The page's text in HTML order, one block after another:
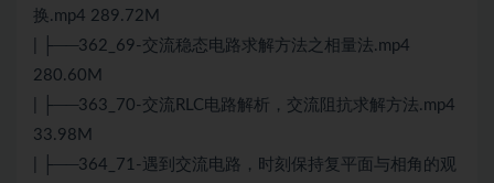
换.mp4 289.72M
| ├──362_69-交流稳态电路求解方法之相量法.mp4
280.60M
| ├──363_70-交流RLC电路解析，交流阻抗求解方法.mp4
33.98M
| ├──364_71-遇到交流电路，时刻保持复平面与相角的观